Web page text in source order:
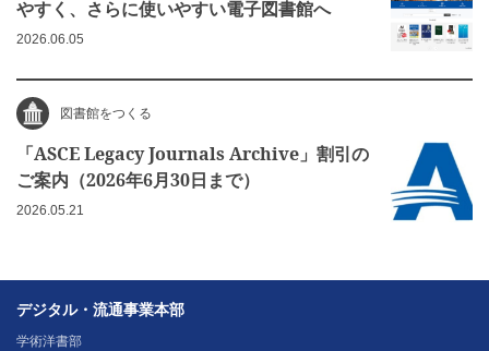
やすく、さらに使いやすい電子図書館へ
2026.06.05
図書館をつくる
「ASCE Legacy Journals Archive」割引の
ご案内（2026年6月30日まで）
2026.05.21
デジタル・流通事業本部
学術洋書部